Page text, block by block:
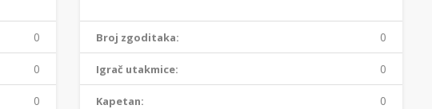
0
0
0
Broj zgoditaka: 0
Igrač utakmice: 0
Kapetan: 0